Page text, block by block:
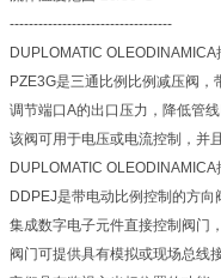
----------------------------------
DUPLOMATIC OLEODINAMICA
PZE3G是三通比例比例减压阀
调节端口A的出口压力，降低管
该阀可用于电压或电流控制，并
DUPLOMATIC
DDPEJ是带电动比例控制的方
集成数字电子元件直接控制阀门
阀门可提供具有模拟或现场总线